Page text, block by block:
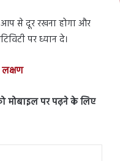
से दूर रखना होगा और
पर ध्यान दे।
लक्षण
मोबाइल पर पढ़ने के लिए